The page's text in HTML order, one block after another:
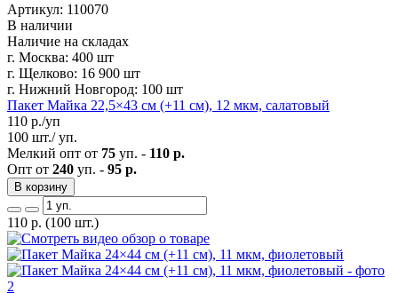
Артикул: 110070
В наличии
Наличие на складах
г. Москва: 400 шт
г. Щелково: 16 900 шт
г. Нижний Новгород: 100 шт
Пакет Майка 22,5×43 см (+11 см), 12 мкм, салатовый
110 р./уп
100 шт./ уп.
Мелкий опт от 75 уп. - 110 р.
Опт от 240 уп. - 95 р.
В корзину
110 р. (100 шт.)